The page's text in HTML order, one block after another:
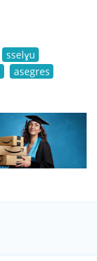
sselɣu
asegres